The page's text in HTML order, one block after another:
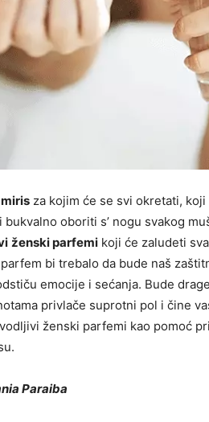
miris za kojim će se svi okretati,
bukvalno oboriti s’ nogu svakog
ženski parfemi koji će zaludeti
bi trebalo da bude naš
emocije i sećanja. Bude
privlače suprotni pol i čine
ženski parfemi kao pomoć
Paraiba